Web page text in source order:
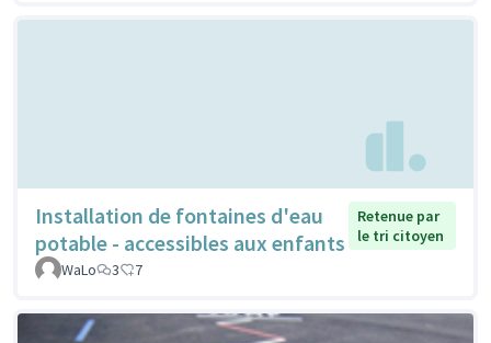
Installation de fontaines d'eau
potable - accessibles aux enfants
Retenue par
le tri citoyen
WaLo
3 7